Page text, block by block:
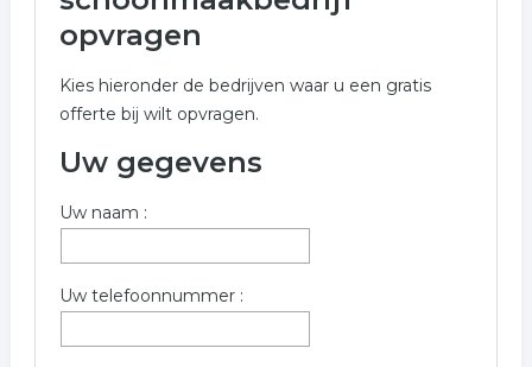
Onderstaand vindt u een overzicht van alle
schoonmaakbedrijf gerelateerde bedrijven in de
omgeving van Vlissingen voor een vrijblijvende
aanvraag.
Meer informatie betreffende schoonmaakbedrijf in
Vlissingen kunt u opvragen met onderstaand offerte
formulier. De bedrijven zijn een koppeling tussen
Trefwoorden:
schoonmaak reiniging schoonmaakster
opvragen
Kies hieronder de bedrijven waar u een gratis
offerte bij wilt opvragen.
Uw gegevens
Uw naam :
Uw telefoonnummer :